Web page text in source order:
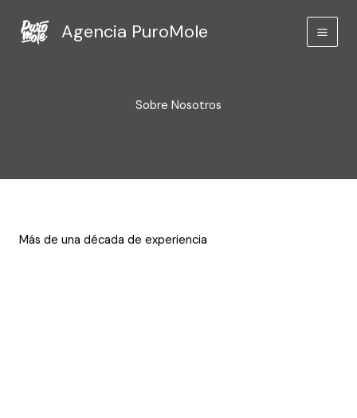
contenido
Agencia PuroMole
Sobre Nosotros
Más de una década de experiencia